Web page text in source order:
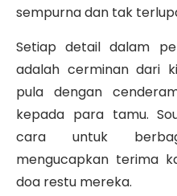
sempurna dan tak
Setiap detail dalam
adalah cerminan dari
pula dengan
kepada para tamu.
cara untuk
mengucapkan terima
doa restu mereka.